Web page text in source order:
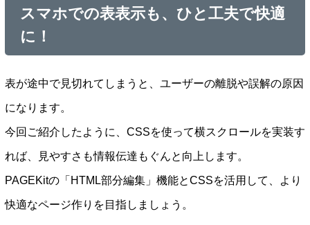
スマホでの表表示も、ひと工夫で快適
に！
表が途中で見切れてしまうと、ユーザーの離脱や誤解の原因
になります。
今回ご紹介したように、CSSを使って横スクロールを実装す
れば、見やすさも情報伝達もぐんと向上します。
PAGEKitの「HTML部分編集」機能とCSSを活用して、より
快適なページ作りを目指しましょう。